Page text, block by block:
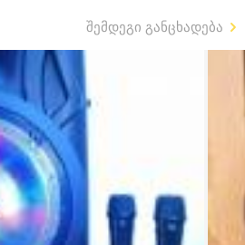
შემდეგი განცხადება